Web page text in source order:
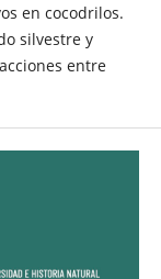
en cocodrilos.
silvestre y
entre